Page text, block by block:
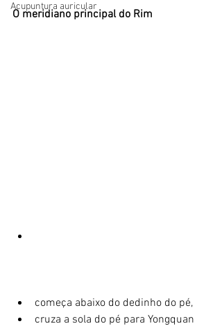
Acupuntura auricular
O meridiano principal do Rim
começa abaixo do dedinho do pé,
cruza a sola do pé para Yongquan